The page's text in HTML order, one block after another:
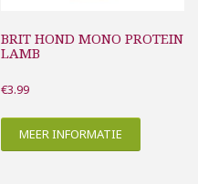
BRIT HOND MONO PROTEIN
LAMB
€3.99
MEER INFORMATIE